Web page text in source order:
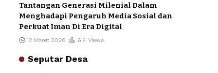
Tantangan Generasi Milenial Dalam
Menghadapi Pengaruh Media Sosial dan
Perkuat Iman Di Era Digital
12 Maret 2026 614 Views
Seputar Desa